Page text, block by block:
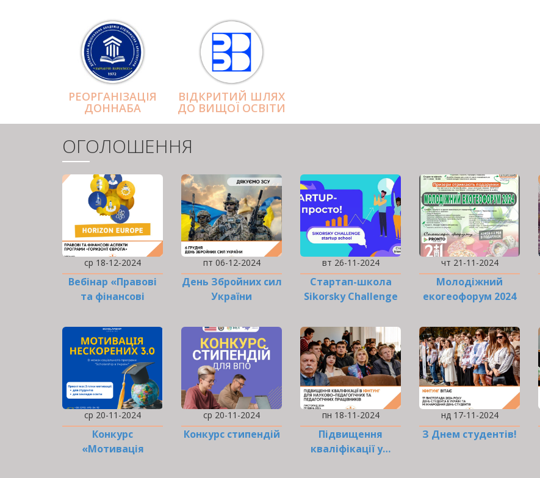
РЕОРГАНІЗАЦІЯ
ДОННАБА
ВІДКРИТИЙ ШЛЯХ
ДО ВИЩОЇ ОСВІТИ
ОГОЛОШЕННЯ
ср 18-12-2024
Вебінар «Правові
та фінансові
«…
пт 06-12-2024
День Збройних сил
України
вт 26-11-2024
Стартап-школа
Sikorsky Challenge
навчання!
чт 21-11-2024
Молодіжний
екогеофорум 2024
ср 20-11-2024
Конкурс
«Мотивація
ср 20-11-2024
Конкурс стипендій
пн 18-11-2024
Підвищення
кваліфікації у…
нд 17-11-2024
З Днем студентів!